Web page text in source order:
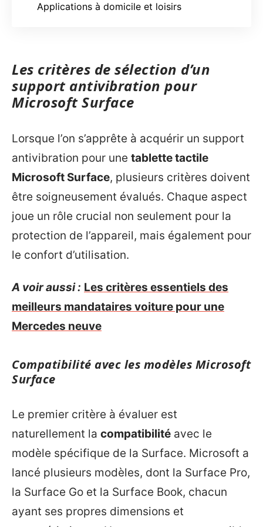
Applications à domicile et loisirs
Les critères de sélection d’un
support antivibration pour
Microsoft Surface
Lorsque l’on s’apprête à acquérir un support
antivibration pour une tablette tactile
Microsoft Surface, plusieurs critères doivent
être soigneusement évalués. Chaque aspect
joue un rôle crucial non seulement pour la
protection de l’appareil, mais également pour
le confort d’utilisation.
A voir aussi : Les critères essentiels des
meilleurs mandataires voiture pour une
Mercedes neuve
Compatibilité avec les modèles Microsoft
Surface
Le premier critère à évaluer est
naturellement la compatibilité avec le
modèle spécifique de la Surface. Microsoft a
lancé plusieurs modèles, dont la Surface Pro,
la Surface Go et la Surface Book, chacun
ayant ses propres dimensions et